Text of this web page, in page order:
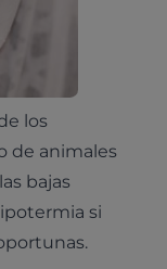
los
de animales
bajas
si